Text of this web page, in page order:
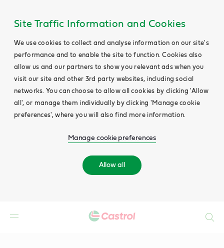
Site Traffic Information and Cookies
We use cookies to collect and analyse information on our site's
performance and to enable the site to function. Cookies also
allow us and our partners to show you relevant ads when you
visit our site and other 3rd party websites, including social
networks. You can choose to allow all cookies by clicking 'Allow
all', or manage them individually by clicking 'Manage cookie
preferences', where you will also find more information.
Manage cookie preferences
Allow all